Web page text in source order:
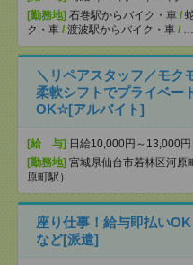
[勤務地] 石巻駅からバイク・車 /
ク・車 / 渡波駅からバイク・車 / …
＼リペアスタッフ／モ
柔軟シフトでプライベー
OK☆[アルバイト]
[給 与] 日給10,000円～13,000円
[勤務地] 宮城県仙台市若林区河原
原町駅）
座り仕事！給与即払い
など[派遣]